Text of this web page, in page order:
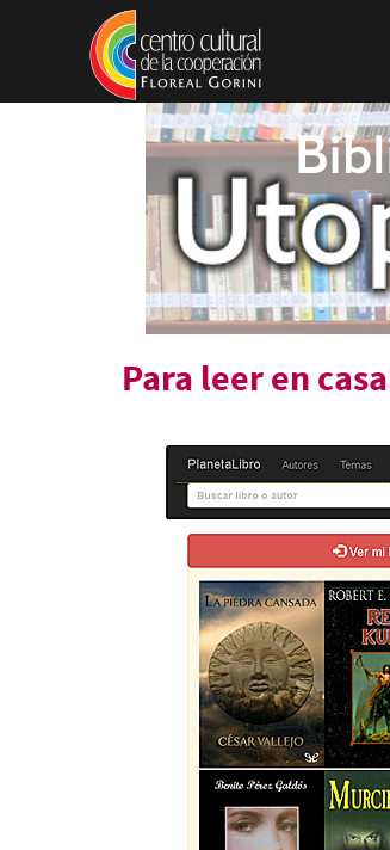
Pasar al contenido principal
Para leer en